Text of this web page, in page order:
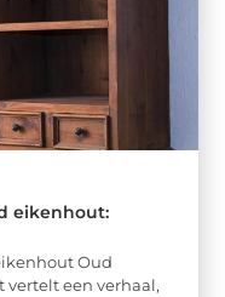
eikenhout:
Oud
vertelt een verhaal,